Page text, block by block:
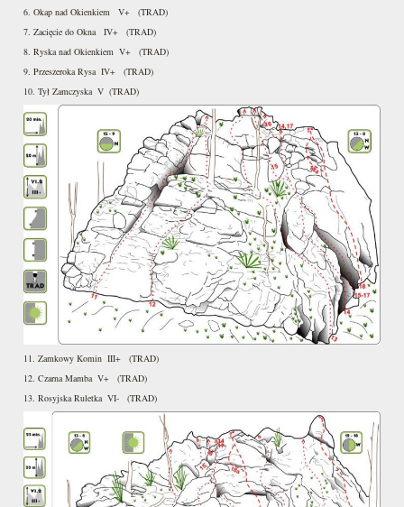
6. Okap nad Okienkiem V+ (TRAD)
7. Zacięcie do Okna IV+ (TRAD)
8. Ryska nad Okienkiem V+ (TRAD)
9. Przeszeroka Rysa IV+ (TRAD)
10. Tył Zamczyska V (TRAD)
11. Zamkowy Komin III+ (TRAD)
12. Czarna Mamba V+ (TRAD)
13. Rosyjska Ruletka VI- (TRAD)